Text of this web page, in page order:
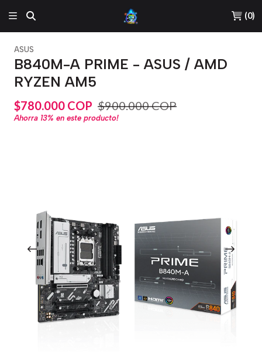
(0)
ASUS
B840M-A PRIME - ASUS / AMD
RYZEN AM5
$780.000 COP $900.000 COP
Ahorra 13% en este producto!